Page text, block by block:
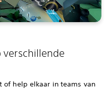
verschillende
of help elkaar in teams van